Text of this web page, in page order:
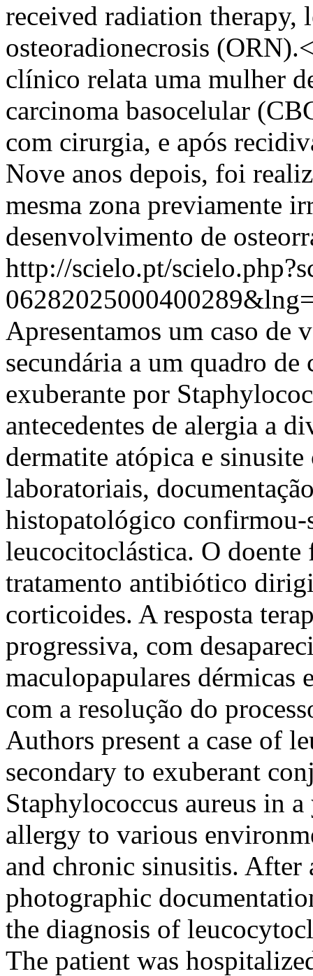
received radiation therapy,
osteoradionecrosis
clínico relata uma mulher
carcinoma basocelular
com cirurgia, e após
Nove anos depois, foi
mesma zona previamente
desenvolvimento de
http://scielo.pt/
Apresentamos um caso de
secundária a um quadro
exuberante por
antecedentes de alergia a
dermatite atópica e sinusite
laboratoriais,
histopatológico confirmou-
leucocitoclástica. O
tratamento antibiótico
corticoides. A resposta
progressiva, com
maculopapulares dérmicas
com a resolução do
Authors present a case of
secondary to exuberant
Staphylococcus aureus in
allergy to various
and chronic sinusitis. After
photographic
the diagnosis of
The patient was